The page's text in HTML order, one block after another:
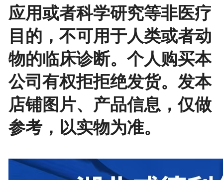
应用或者科学研究等非医疗
目的，不可用于人类或者动
物的临床诊断。个人购买本
公司有权拒拒绝发货。发本
店铺图片、产品信息，仅做
参考，以实物为准。